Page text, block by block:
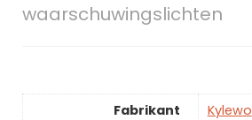
waarschuwingslichten
Fabrikant
Kylewo